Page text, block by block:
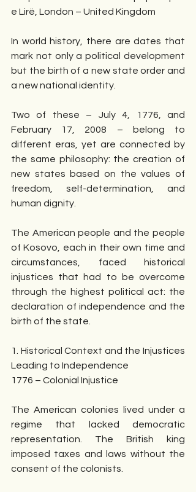
e Lirë, London – United Kingdom
In world history, there are dates that
mark not only a political development
but the birth of a new state order and
a new national identity.
Two of these – July 4, 1776, and
February 17, 2008 – belong to
different eras, yet are connected by
the same philosophy: the creation of
new states based on the values of
freedom, self-determination, and
human dignity.
The American people and the people
of Kosovo, each in their own time and
circumstances, faced historical
injustices that had to be overcome
through the highest political act: the
declaration of independence and the
birth of the state.
1. Historical Context and the Injustices
Leading to Independence
1776 – Colonial Injustice
The American colonies lived under a
regime that lacked democratic
representation. The British king
imposed taxes and laws without the
consent of the colonists.